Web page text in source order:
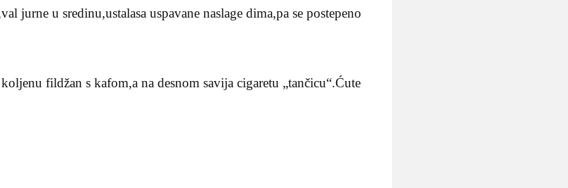
jurne u sredinu,ustalasa uspavane naslage dima,pa se postepeno
fildžan s kafom,a na desnom savija cigaretu „tančicu“.Ćute